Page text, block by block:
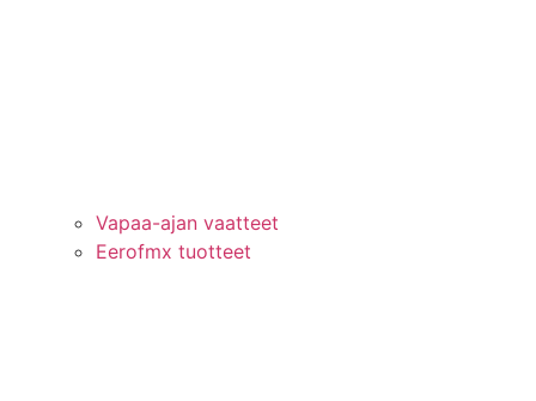
Vapaa-ajan vaatteet
Eerofmx tuotteet